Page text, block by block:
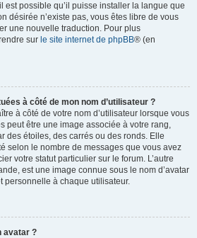
est possible qu’il puisse installer la langue que
désirée n’existe pas, vous êtes libre de vous
une nouvelle traduction. Pour plus
sur le site internet de phpBB® (en
à côté de mon nom d’utilisateur ?
à côté de votre nom d’utilisateur lorsque vous
peut être une image associée à votre rang,
des étoiles, des carrés ou des ronds. Elle
selon le nombre de messages que vous avez
votre statut particulier sur le forum. L’autre
est une image connue sous le nom d’avatar
personnelle à chaque utilisateur.
avatar ?